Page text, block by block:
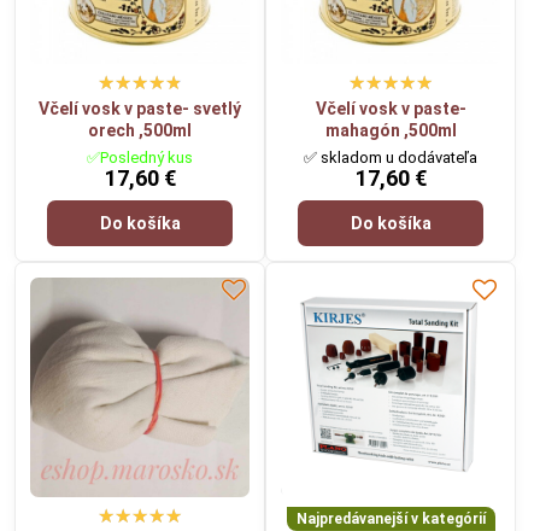
Včelí vosk v paste- svetlý
orech ,500ml
✅Posledný kus
17,60 €
Do košíka
Včelí vosk v paste-
mahagón ,500ml
✅ skladom u dodávateľa
17,60 €
Do košíka
Najpredávanejší v kategórií